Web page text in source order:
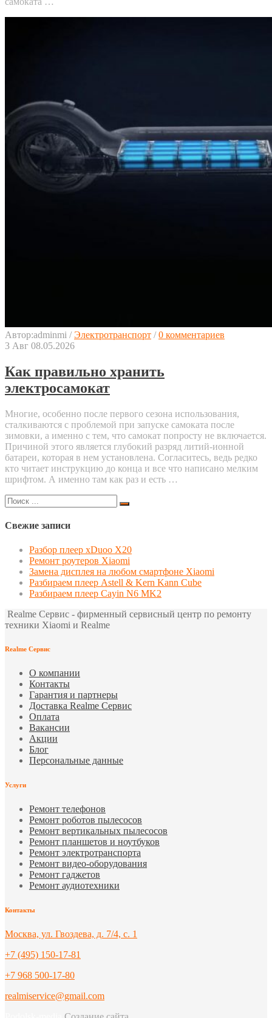
Автор:adminmi / Электротранспорт / 0 комментариев
3 Авг 08.05.2026
Как правильно хранить
электросамокат
Многие, особенно после первого сезона использования,
сталкиваются с проблемой при запуске самоката после
зимовки, а именно с тем, что самокат попросту не включается.
Причиной этого является глубокий разряд литий-ионной
батареи, которая в нем установлена. Согласитесь, ведь редко
кто читает инструкцию до конца и все что написано мелким
шрифтом. А именно там как раз и есть …
Поиск
для:
Свежие записи
Разбор плеер xDuoo X20
Ремонт роутеров Xiaomi
Замена дисплея на любом смартфоне Xiaomi
Разбираем плеер Astell & Kern Kann Cube
Разбираем плеер Cayin N6 MK2
Realme Сервис - фирменный сервисный центр по ремонту
техники Xiaomi и Realme
Realme Сервис
О компании
Контакты
Гарантия и партнеры
Доставка Realme Сервис
Оплата
Вакансии
Акции
Блог
Персональные данные
Услуги
Ремонт телефонов
Ремонт роботов пылесосов
Ремонт вертикальных пылесосов
Ремонт планшетов и ноутбуков
Ремонт электротранспорта
Ремонт видео-оборудования
Ремонт гаджетов
Ремонт аудиотехники
Контакты
Москва, ул. Гвоздева, д. 7/4, с. 1
+7 (495) 150-17-81
+7 968 500-17-80
realmiservice@gmail.com